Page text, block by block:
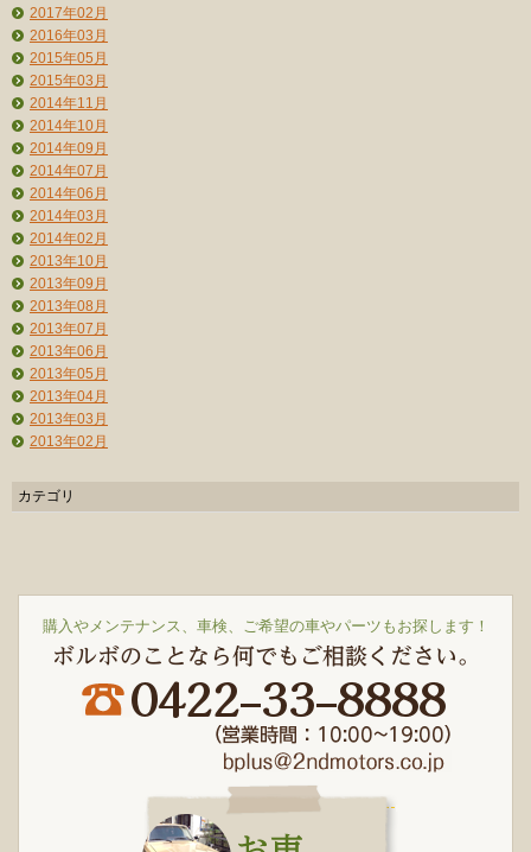
2017年02月
2016年03月
2015年05月
2015年03月
2014年11月
2014年10月
2014年09月
2014年07月
2014年06月
2014年03月
2014年02月
2013年10月
2013年09月
2013年08月
2013年07月
2013年06月
2013年05月
2013年04月
2013年03月
2013年02月
カテゴリ
購入やメンテナンス、車検、ご希望の車やパーツもお探します！
ボルボのことなら何でもご相談ください。